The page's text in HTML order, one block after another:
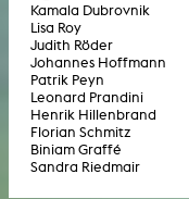
Kamala Dubrovnik
Lisa Roy
Judith Röder
Johannes Hoffmann
Patrik Peyn
Leonard Prandini
Henrik Hillenbrand
Florian Schmitz
Biniam Graffé
Sandra Riedmair